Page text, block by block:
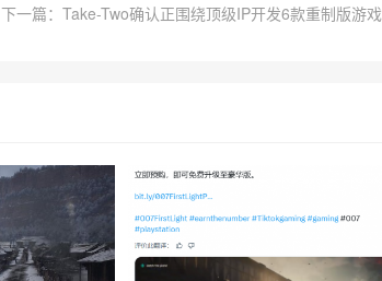
下一篇：Take-Two确认正围绕顶级IP开发6款重制版游戏